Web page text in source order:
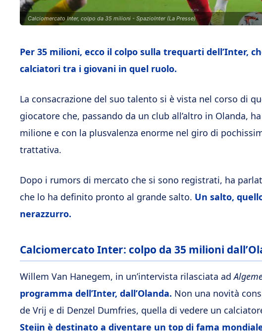
Calciomercato Inter, colpo da 35 milioni - SpazioInter (La Presse)
Per 35 milioni, ecco il colpo sulla trequarti dell’Inter,
calciatori tra i giovani in quel ruolo.
La consacrazione del suo talento si è vista nel corso di
giocatore che, passando da un club all’altro in Olanda,
milione e con la plusvalenza enorme nel giro di
trattativa.
Dopo i rumors di mercato che si sono registrati, ha
che lo ha definito pronto al grande salto. Un salto,
nerazzurro.
Calciomercato Inter: colpo da 35 milioni
Willem Van Hanegem, in un’intervista rilasciata ad
programma dell’Inter, dall’Olanda. Non una novità
de Vrij e di Denzel Dumfries, quella di vedere un
Steijn è destinato a diventare un top di fama